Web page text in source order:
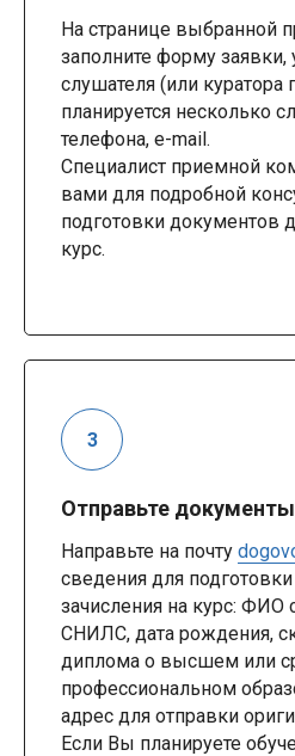
На странице выбранной
заполните форму
слушателя (или куратора
планируется несколько
телефона, e-mail.
Специалист приемной
вами для подробной
подготовки документов
курс.
Отправьте
Направьте на почту
сведения для
зачисления на курс: ФИО
СНИЛС, дата рождения,
диплома о высшем или
профессиональном
адрес для отправки
Если Вы планируете